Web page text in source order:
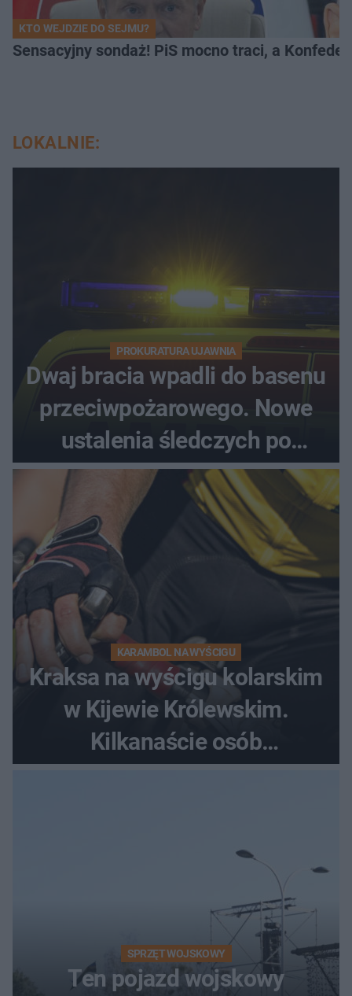
KTO WEJDZIE DO SEJMU?
Sensacyjny sondaż! PiS mocno traci, a
LOKALNIE:
PROKURATURA UJAWNIA
Dwaj bracia wpadli do basenu
przeciwpożarowego. Nowe
ustalenia śledczych po
dramatycznej akcji
KARAMBOL NA WYŚCIGU
Kraksa na wyścigu kolarskim
w Kijewie Królewskim.
Kilkanaście osób
SPRZĘT WOJSKOWY
Ten pojazd wojskowy